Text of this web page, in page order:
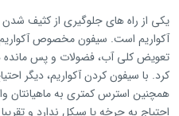
یکی از راه های جلوگیری از کثیف
آکواریم است. سیفون مخصوص
تعویض کلی آب، فضولات و پس مانده
کرد. با سیفون کردن آکواریم، دیگر
همچنین استرس کمتری به ماهیانتان
احتیاج به چرخه یا سیکل ندارد و